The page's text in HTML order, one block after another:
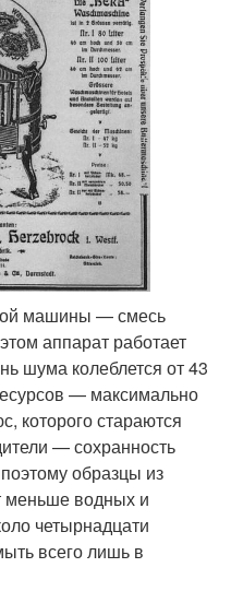
машины — смесь
аппарат работает
шума колеблется от 43
— максимально
которого стараются
— сохранность
образцы из
меньше водных и
четырнадцати
всего лишь в